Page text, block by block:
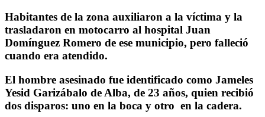
Habitantes de la zona auxiliaron a la víctima y la
trasladaron en motocarro al hospital Juan
Domínguez Romero de ese municipio, pero falleció
cuando era atendido.
El hombre asesinado fue identificado como Jameles
Yesid Garizábalo de Alba, de 23 años, quien recibió
dos disparos: uno en la boca y otro en la cadera.